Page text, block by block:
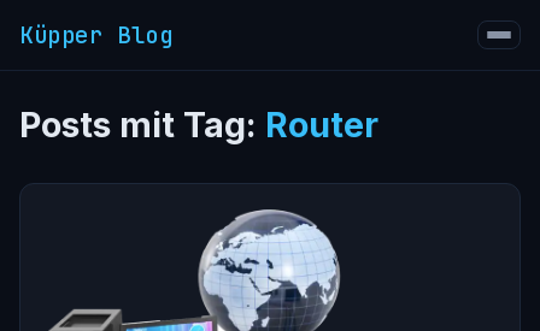
Küpper Blog
Posts mit Tag: Router